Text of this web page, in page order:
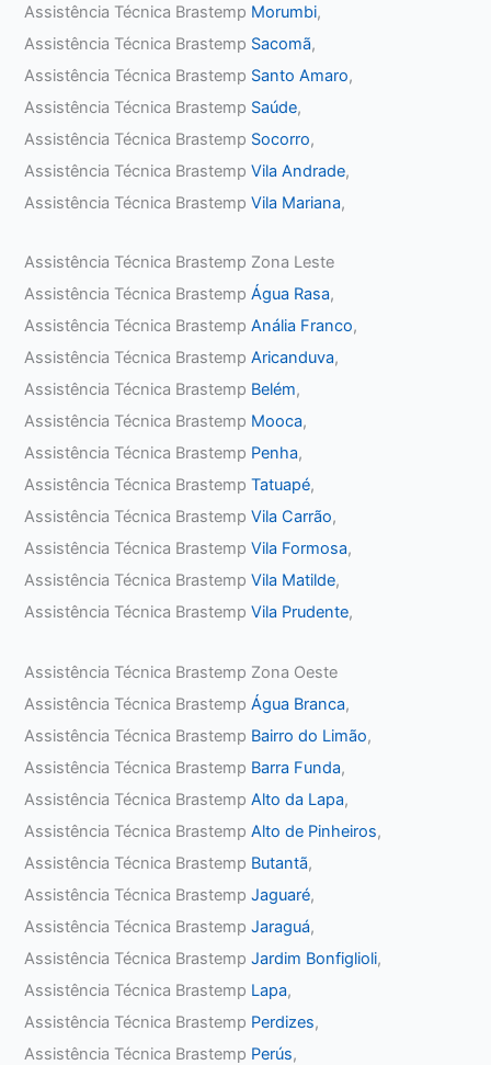
Assistência Técnica Brastemp Morumbi,
Assistência Técnica Brastemp Sacomã,
Assistência Técnica Brastemp Santo Amaro,
Assistência Técnica Brastemp Saúde,
Assistência Técnica Brastemp Socorro,
Assistência Técnica BrastempVila Andrade,
Assistência Técnica BrastempVila Mariana,
Assistência Técnica Brastemp Zona Leste
Assistência Técnica BrastempÁgua Rasa,
Assistência Técnica BrastempAnália Franco,
Assistência Técnica BrastempAricanduva,
Assistência Técnica Brastemp Belém,
Assistência Técnica Brastemp Mooca,
Assistência Técnica Brastemp Penha,
Assistência Técnica BrastempTatuapé,
Assistência Técnica BrastempVila Carrão,
Assistência Técnica BrastempVila Formosa,
Assistência Técnica BrastempVila Matilde,
Assistência Técnica BrastempVila Prudente,
Assistência Técnica Brastemp Zona Oeste
Assistência Técnica BrastempÁgua Branca,
Assistência Técnica Brastemp Bairro do Limão,
Assistência Técnica Brastemp Barra Funda,
Assistência Técnica BrastempAlto da Lapa,
Assistência Técnica BrastempAlto de Pinheiros,
Assistência Técnica Brastemp Butantã,
Assistência Técnica BrastempJaguaré,
Assistência Técnica BrastempJaraguá,
Assistência Técnica BrastempJardim Bonfiglioli,
Assistência Técnica Brastemp Lapa,
Assistência Técnica Brastemp Perdizes,
Assistência Técnica Brastemp Perús,